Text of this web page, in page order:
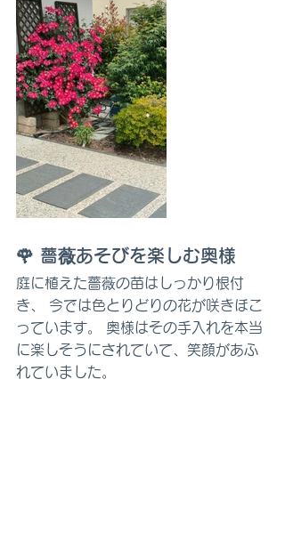
🌹 薔薇あそびを楽しむ奥様
庭に植えた薔薇の苗はしっかり根付
き、 今では色とりどりの花が咲きほこ
っています。 奥様はその手入れを本当
に楽しそうにされていて、笑顔があふ
れていました。